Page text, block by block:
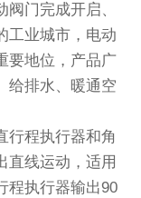
门完成开启、
工业城市，电动
要地位，产品广
给排水、暖通空
行程执行器和角
直线运动，适用
程执行器输出90